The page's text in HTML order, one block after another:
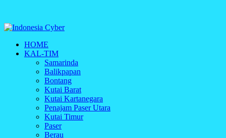
Indonesia Cyber
Media Cetak, Online & Streaming
HOME
KAL-TIM
Samarinda
Balikpapan
Bontang
Kutai Barat
Kutai Kartanegara
Penajam Paser Utara
Kutai Timur
Paser
Berau